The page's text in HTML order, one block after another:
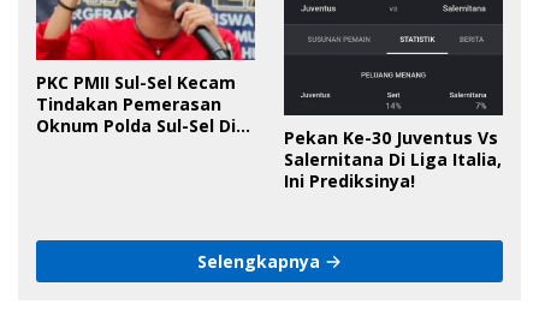
PKC PMII Sul-Sel Kecam
Tindakan Pemerasan
Oknum Polda Sul-Sel Di
Pekan Ke-30 Juventus Vs
Salernitana Di Liga Italia,
Ini Prediksinya!
Selengkapnya